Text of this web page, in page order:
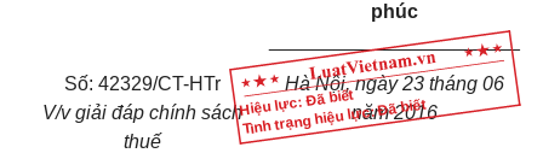
Hiệu lực: Đã biết
Tình trạng hiệu lực: Đã biết
phúc
_______________________
Số: 42329/CT-HTr
V/v giải đáp chính sách
thuế
Hà Nội, ngày 23 tháng 06
năm 2016